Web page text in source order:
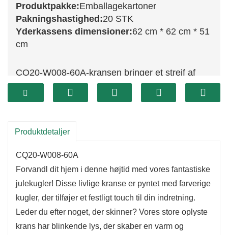
Produktpakke:Emballagekartoner
Pakningshastighed:20 STK
Yderkassens dimensioner:62 cm * 62 cm * 51
cm
CQ20-W008-60A-kransen bringer et strejf af
vintervidunder til ethvert rum med sit frostede
løv og traditionelle juledetaljer.
krans smukt udseendet af nyfalden sne på
atmosfære.
Det frostede grønt er pyntet med kogler og røde
bær, hvilket giver en klassisk, men vinterlig
følelse, der er perfekt til både indendørs og
Produktdetaljer
CQ20-W008-60A
Forvandl dit hjem i denne højtid med vores fantastiske
julekugler! Disse livlige kranse er pyntet med farverige
kugler, der tilføjer et festligt touch til din indretning.
Leder du efter noget, der skinner? Vores store oplyste
krans har blinkende lys, der skaber en varm og